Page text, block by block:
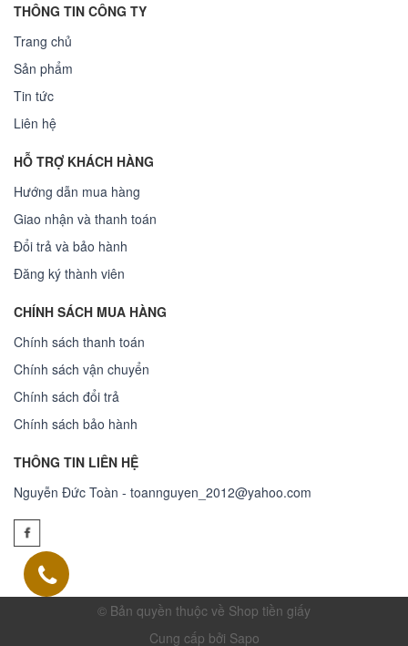
THÔNG TIN CÔNG TY
Trang chủ
Sản phẩm
Tin tức
Liên hệ
HỖ TRỢ KHÁCH HÀNG
Hướng dẫn mua hàng
Giao nhận và thanh toán
Đổi trả và bảo hành
Đăng ký thành viên
CHÍNH SÁCH MUA HÀNG
Chính sách thanh toán
Chính sách vận chuyển
Chính sách đổi trả
Chính sách bảo hành
THÔNG TIN LIÊN HỆ
Nguyễn Đức Toàn - toannguyen_2012@yahoo.com
© Bản quyền thuộc về Shop tiền giấy
Cung cấp bởi Sapo